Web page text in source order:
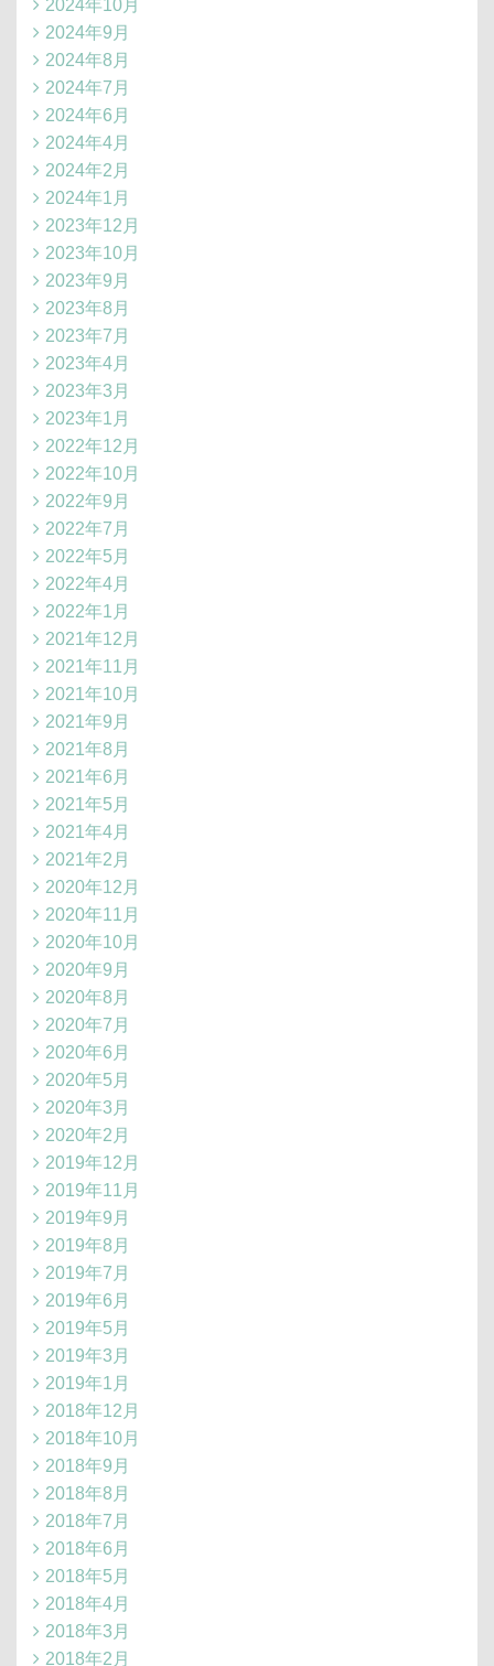
2024年10月
2024年9月
2024年8月
2024年7月
2024年6月
2024年4月
2024年2月
2024年1月
2023年12月
2023年10月
2023年9月
2023年8月
2023年7月
2023年4月
2023年3月
2023年1月
2022年12月
2022年10月
2022年9月
2022年7月
2022年5月
2022年4月
2022年1月
2021年12月
2021年11月
2021年10月
2021年9月
2021年8月
2021年6月
2021年5月
2021年4月
2021年2月
2020年12月
2020年11月
2020年10月
2020年9月
2020年8月
2020年7月
2020年6月
2020年5月
2020年3月
2020年2月
2019年12月
2019年11月
2019年9月
2019年8月
2019年7月
2019年6月
2019年5月
2019年3月
2019年1月
2018年12月
2018年10月
2018年9月
2018年8月
2018年7月
2018年6月
2018年5月
2018年4月
2018年3月
2018年2月